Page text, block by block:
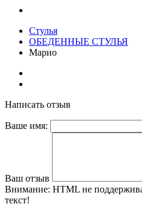
Стулья
ОБЕДЕННЫЕ СТУЛЬЯ
Марио
Написать отзыв
Ваше имя:
Ваш отзыв
Внимание: HTML не
текст!